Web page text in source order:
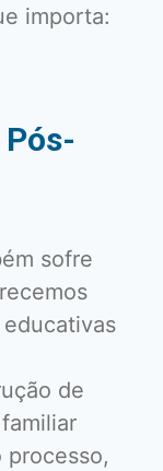
importa:
sofre
de